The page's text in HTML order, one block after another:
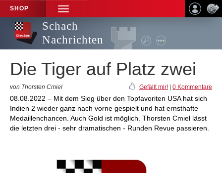
SHOP
TOGGLE
NAVIGATION
Schach
Nachrichten
Die Tiger auf Platz zwei
von Thorsten Cmiel Gefällt mir! 0 Kommentare
08.08.2022 – Mit dem Sieg über den Topfavoriten USA hat sich
Indien 2 wieder ganz nach vorne gespielt und hat ernsthafte
Medaillenchancen. Auch Gold ist möglich. Thorsten Cmiel lässt
die letzten drei - sehr dramatischen - Runden Revue passieren.